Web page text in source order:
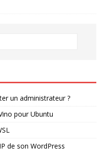
un administrateur ?
pour Ubuntu
de son WordPress